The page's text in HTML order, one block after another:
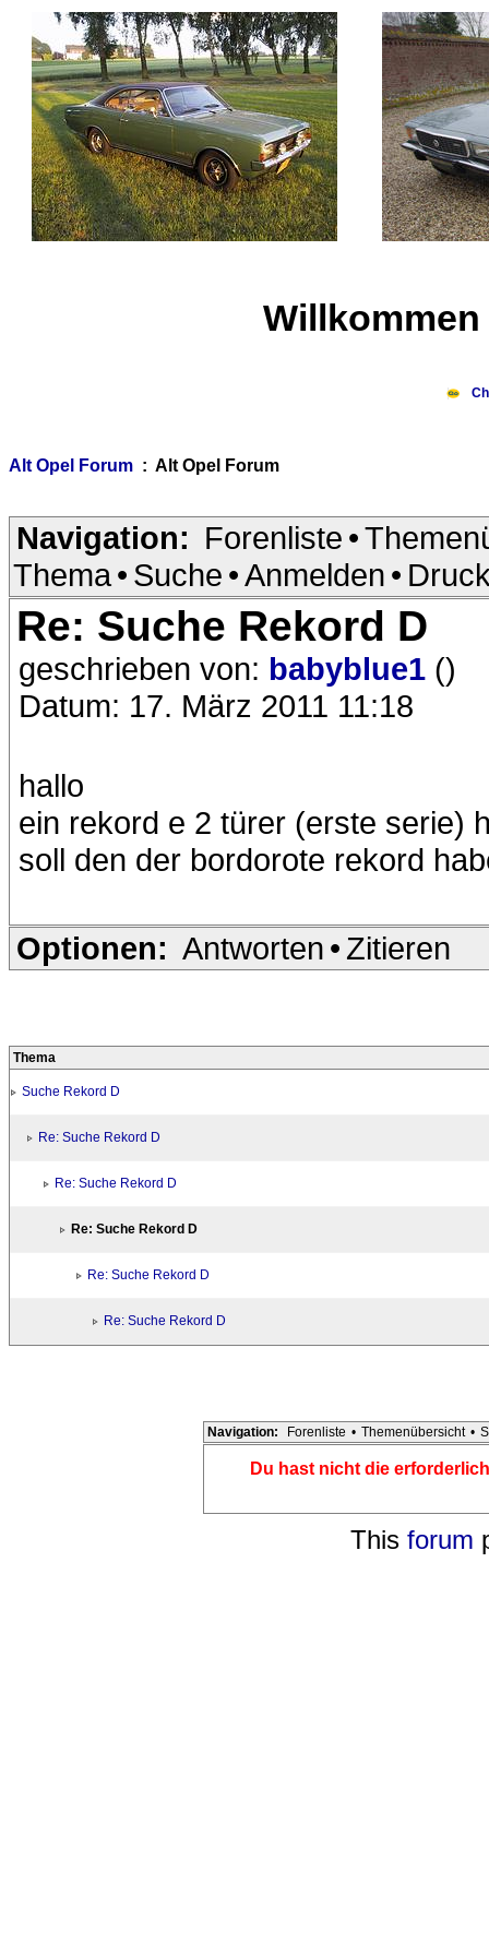
Alt Opel Forum : Alt Opel Forum
Navigation: Forenliste •
Thema• Suche •Anmelden •
Re: Suche Rekord D
geschrieben von: babyblue1 ()
Datum: 17. März 2011 11:18
hallo
ein rekord e 2 türer (erste serie)
soll den der bordorote rekord
Optionen: Antworten • Zitieren
Thema
Suche Rekord D
Re: Suche Rekord D
Re: Suche Rekord D
Re: Suche Rekord D
Re: Suche Rekord D
Re: Suche Rekord D
Navigation: Forenliste • Themenübersicht •
Du hast nicht die
This forum